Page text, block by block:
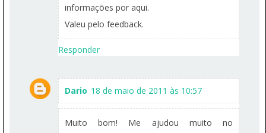
informações por aqui.
Valeu pelo feedback.
Responder
Dario 18 de maio de 2011 às 10:57
Muito bom! Me ajudou muito no